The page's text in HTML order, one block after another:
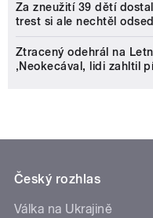
Za zneužití 39 dětí
trest si ale nechtěl
Ztracený odehrál na
‚Neokecával, lidi zahltil
Český rozhlas
Válka na Ukrajině